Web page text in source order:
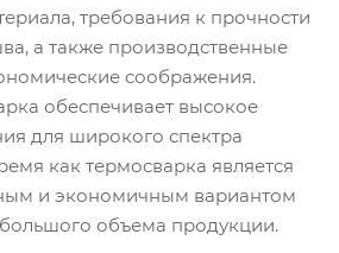
требования к прочности
а также производственные
соображения.
обеспечивает высокое
для широкого спектра
как термосварка является
и экономичным вариантом
объема продукции.